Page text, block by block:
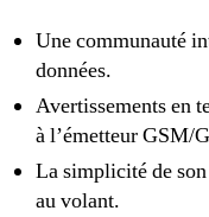
Une communauté
données.
Avertissements en
à l’émetteur GSM/
La simplicité de
au volant.